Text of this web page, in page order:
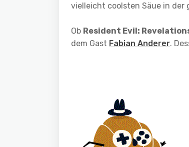
vielleicht coolsten Säue in der
Ob Resident Evil:
dem Gast Fabian Anderer.